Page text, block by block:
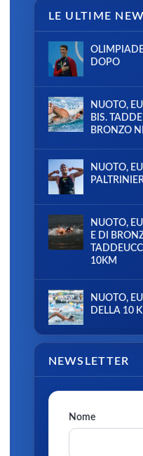
LE ULTIME
DOPO
NUOTO,
BIS.
BRONZO
NUOTO,
NUOTO,
E DI
10KM
NUOTO,
DELLA 10
NEWSLETTER
Nome